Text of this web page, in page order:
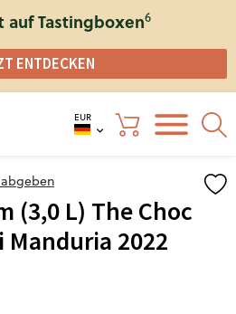
auf Tastingboxen6
ENTDECKEN
EUR
(3,0 L) The Choc
2022